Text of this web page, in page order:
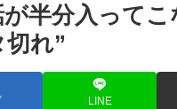
冤罪被...
日と...
半分入って
れ”
LINE